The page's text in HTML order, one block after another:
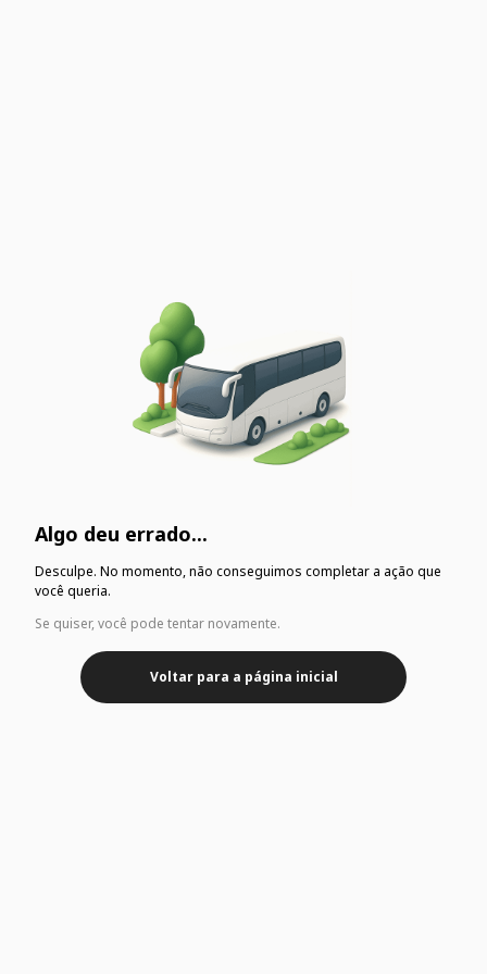
Algo deu errado...
Desculpe. No momento, não conseguimos completar a ação que
você queria.
Se quiser, você pode tentar novamente.
Voltar para a página inicial